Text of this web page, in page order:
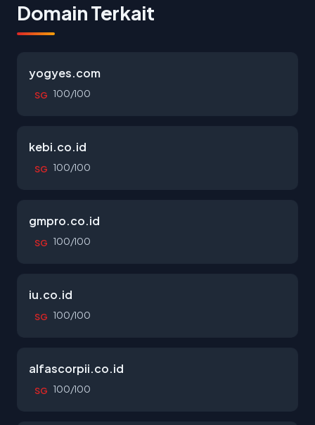
Domain Terkait
yogyes.com
SG 100/100
kebi.co.id
SG 100/100
gmpro.co.id
SG 100/100
iu.co.id
SG 100/100
alfascorpii.co.id
SG 100/100